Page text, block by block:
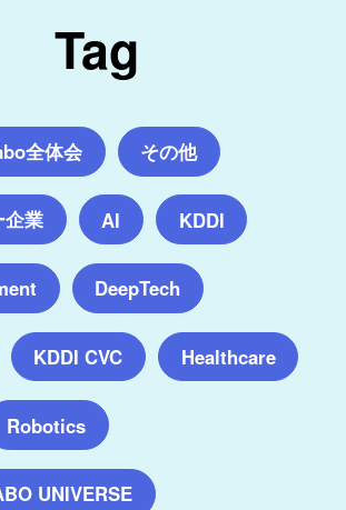
Tag
全体会 その他
企業 AI KDDI
DeepTech
KDDI CVC Healthcare
Robotics
UNIVERSE